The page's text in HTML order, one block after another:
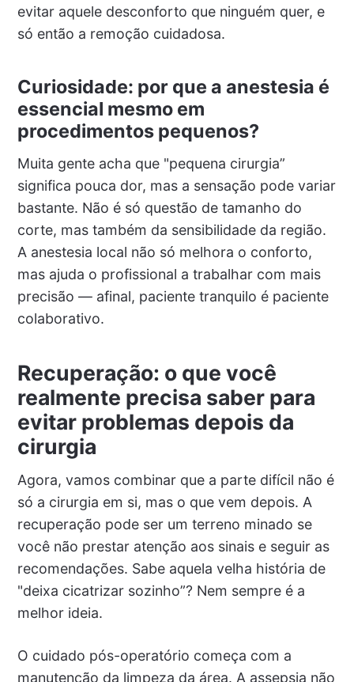
evitar aquele desconforto que ninguém quer, e
só então a remoção cuidadosa.
Curiosidade: por que a anestesia é
essencial mesmo em
procedimentos pequenos?
Muita gente acha que "pequena cirurgia”
significa pouca dor, mas a sensação pode variar
bastante. Não é só questão de tamanho do
corte, mas também da sensibilidade da região.
A anestesia local não só melhora o conforto,
mas ajuda o profissional a trabalhar com mais
precisão — afinal, paciente tranquilo é paciente
colaborativo.
Recuperação: o que você
realmente precisa saber para
evitar problemas depois da
cirurgia
Agora, vamos combinar que a parte difícil não é
só a cirurgia em si, mas o que vem depois. A
recuperação pode ser um terreno minado se
você não prestar atenção aos sinais e seguir as
recomendações. Sabe aquela velha história de
"deixa cicatrizar sozinho”? Nem sempre é a
melhor ideia.
O cuidado pós-operatório começa com a
manutenção da limpeza da área. A assepsia não